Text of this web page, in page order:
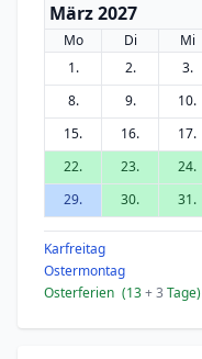
März 2027
Mo Di Mi
1.
2. 3.
8.
9. 10.
15.
16. 17.
22.
23. 24.
29.
30. 31.
Karfreitag
Ostermontag
Osterferien (13+ 3 Tage)